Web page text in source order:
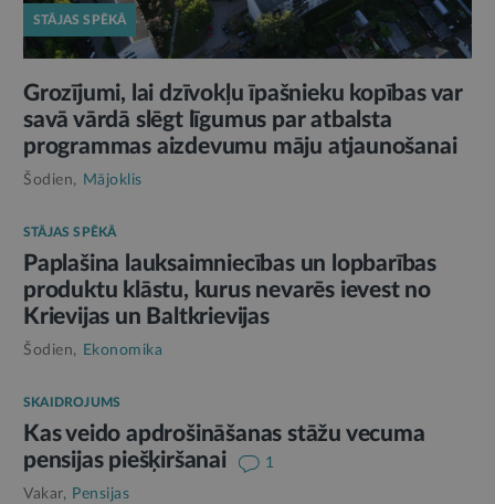
STĀJAS SPĒKĀ
Grozījumi, lai dzīvokļu īpašnieku kopības var
savā vārdā slēgt līgumus par atbalsta
programmas aizdevumu māju atjaunošanai
Šodien, Mājoklis
STĀJAS SPĒKĀ
Paplašina lauksaimniecības un lopbarības
produktu klāstu, kurus nevarēs ievest no
Krievijas un Baltkrievijas
Šodien, Ekonomika
SKAIDROJUMS
Kas veido apdrošināšanas stāžu vecuma
pensijas piešķiršanai
1
Vakar, Pensijas